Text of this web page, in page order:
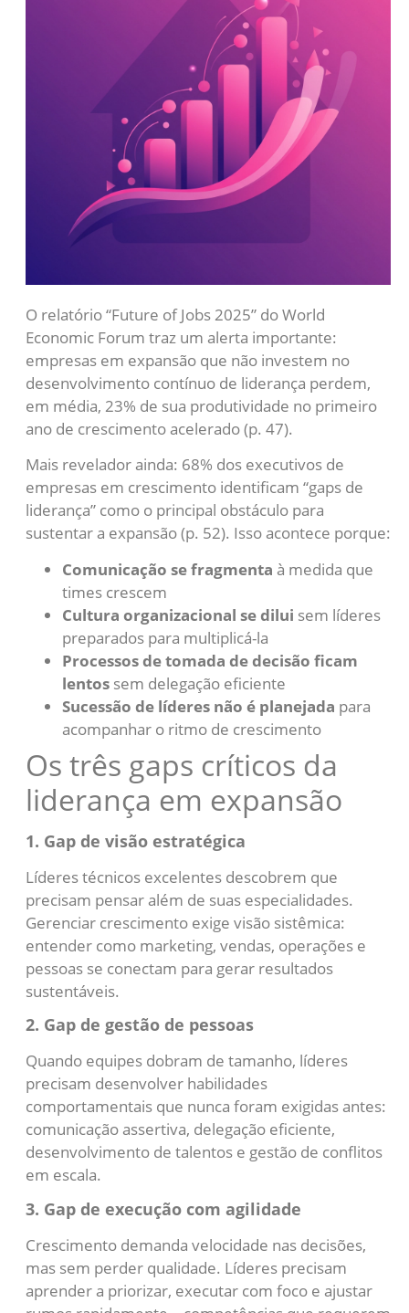
O relatório “Future of Jobs 2025” do World
Economic Forum traz um alerta importante:
empresas em expansão que não investem no
desenvolvimento contínuo de liderança perdem,
em média, 23% de sua produtividade no primeiro
ano de crescimento acelerado (p. 47).
Mais revelador ainda: 68% dos executivos de
empresas em crescimento identificam “gaps de
liderança” como o principal obstáculo para
sustentar a expansão (p. 52). Isso acontece porque:
Comunicação se fragmenta à medida que
times crescem
Cultura organizacional se dilui sem líderes
preparados para multiplicá-la
Processos de tomada de decisão ficam
lentos sem delegação eficiente
Sucessão de líderes não é planejada para
acompanhar o ritmo de crescimento
Os três gaps críticos da
liderança em expansão
1. Gap de visão estratégica
Líderes técnicos excelentes descobrem que
precisam pensar além de suas especialidades.
Gerenciar crescimento exige visão sistêmica:
entender como marketing, vendas, operações e
pessoas se conectam para gerar resultados
sustentáveis.
2. Gap de gestão de pessoas
Quando equipes dobram de tamanho, líderes
precisam desenvolver habilidades
comportamentais que nunca foram exigidas antes:
comunicação assertiva, delegação eficiente,
desenvolvimento de talentos e gestão de conflitos
em escala.
3. Gap de execução com agilidade
Crescimento demanda velocidade nas decisões,
mas sem perder qualidade. Líderes precisam
aprender a priorizar, executar com foco e ajustar